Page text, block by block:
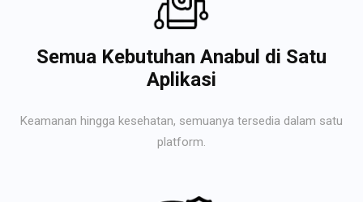
Semua Kebutuhan Anabul di Satu
Aplikasi
Keamanan hingga kesehatan, semuanya tersedia dalam satu
platform.